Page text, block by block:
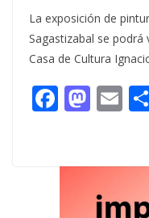
La exposición de
Sagastizabal se
Casa de Cultura
F
b
M
d
o
E
l